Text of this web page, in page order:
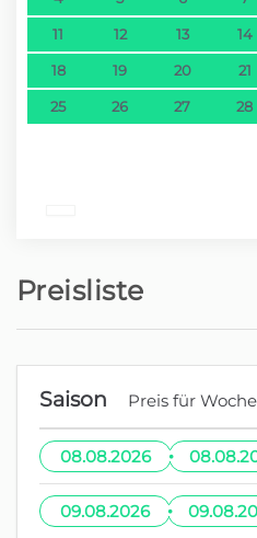
11 12 13 14
18 19 20 21
25 26 27 28
Preisliste
Saison Preis für
08.08.2026 ·
09.08.2026 ·